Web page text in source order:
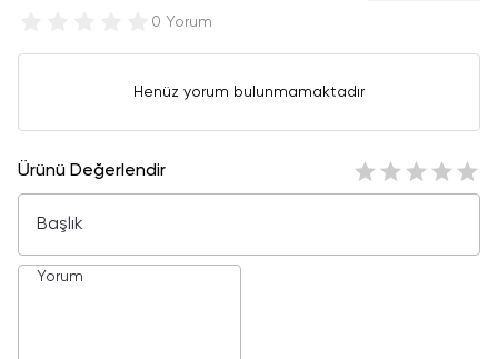
0 Yorum
Henüz yorum bulunmamaktadır
Ürünü Değerlendir